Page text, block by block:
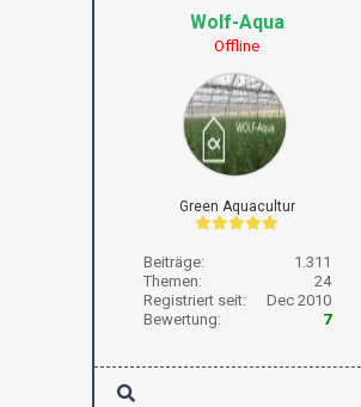
Wolf-Aqua
Offline
Green Aquacultur
Beiträge:
1.311
Themen:
24
Registriert seit:
Dec 2010
Bewertung:
7